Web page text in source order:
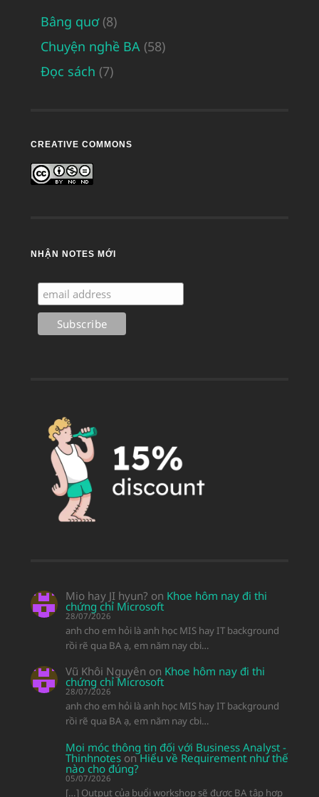
Bâng quơ(8)
Chuyện nghề BA(58)
Đọc sách (7)
CREATIVE COMMONS
NHẬN NOTES MỚI
Mio hay JI hyun? on Khoe hôm nay đi thi
chứng chỉ Microsoft
28/07/2026
anh cho em hỏi là anh học MIS hay IT background
rồi rẽ qua BA ạ, em năm nay cbi…
Vũ Khôi Nguyên on Khoe hôm nay đi thi
chứng chỉ Microsoft
28/07/2026
anh cho em hỏi là anh học MIS hay IT background
rồi rẽ qua BA ạ, em năm nay cbi…
Moi móc thông tin đối với Business Analyst -
ThinhnotesonHiểu về Requirement như thế
nào cho đúng?
05/07/2026
[…] Output của buổi workshop sẽ được BA tập hợp